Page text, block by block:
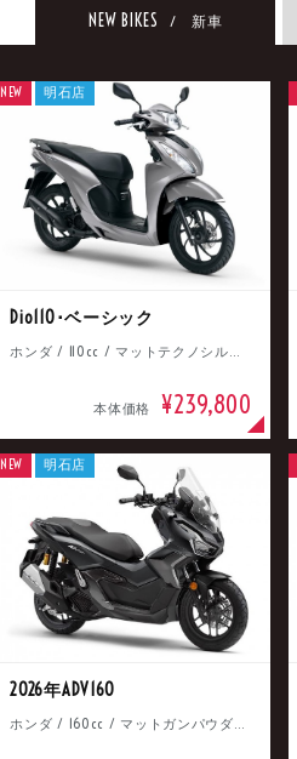
NEW BIKES / 新車
Dio110･ベーシック
ホンダ / 110cc / マットテクノシルバーメタリック
本体価格 ¥239,800
NEW 明石店
2026年ADV160
ホンダ / 160cc / マットガンパウダーブラックメタリック
NEW 明石店